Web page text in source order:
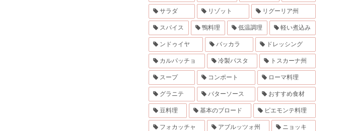
サラダ リゾット リグーリア州
スパイス 鴨料理 低温調理 軽い煮込み
ンドゥイヤ バッカラ ドレッシング
カルパッチョ 冷製パスタ トスカーナ州
スープ コンポート ローマ料理
グラニテ バターソース おすすめ食材
豆料理 基本のブロード ピエモンテ料理
フォカッチャ アブルッツォ州 ニョッキ